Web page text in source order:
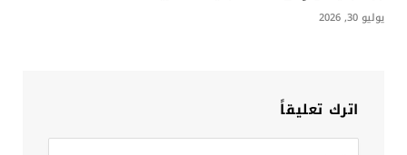
يوليو 30, 2026
اترك تعليقاً